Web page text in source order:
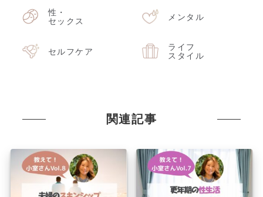
性・
セックス
メンタル
セルフケア
ライフ
スタイル
関連記事